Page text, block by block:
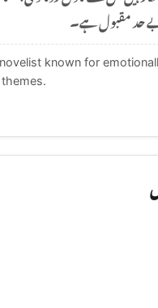
بے حد مقبول ہے۔
known for